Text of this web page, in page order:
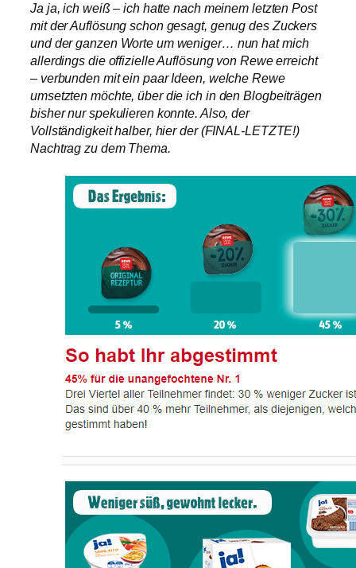
Ja ja, ich weiß – ich hatte nach meinem letzten Post
mit der Auflösung schon gesagt, genug des Zuckers
und der ganzen Worte um weniger… nun hat mich
allerdings die offizielle Auflösung von Rewe erreicht
– verbunden mit ein paar Ideen, welche Rewe
umsetzten möchte, über die ich in den Blogbeiträgen
bisher nur spekulieren konnte. Also, der
Vollständigkeit halber, hier der (FINAL-LETZTE!)
Nachtrag zu dem Thema.